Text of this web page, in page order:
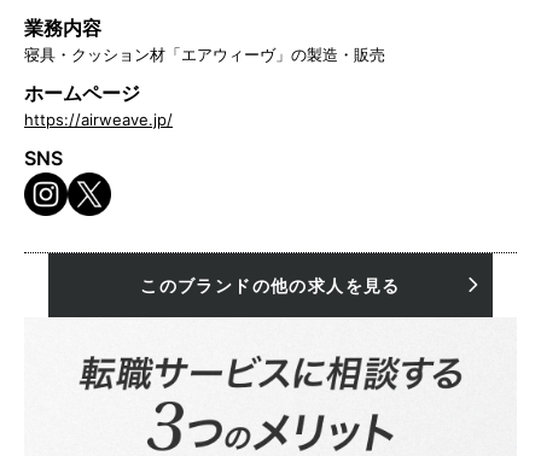
業務内容
寝具・クッション材「エアウィーヴ」の製造・販売
ホームページ
https://airweave.jp/
SNS
このブランドの他の求人を見る